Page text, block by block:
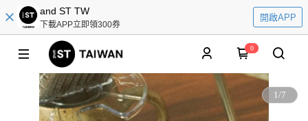
and ST TW
下載APP立即領300券
開啟APP
0
1/7